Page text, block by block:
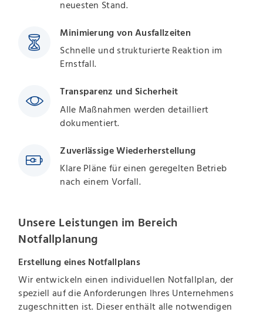
neuesten Stand.
Minimierung von Ausfallzeiten
Schnelle und strukturierte Reaktion im
Ernstfall.
Transparenz und Sicherheit
Alle Maßnahmen werden detailliert
dokumentiert.
Zuverlässige Wiederherstellung
Klare Pläne für einen geregelten Betrieb
nach einem Vorfall.
Unsere Leistungen im Bereich
Notfallplanung
Erstellung eines Notfallplans
Wir entwickeln einen individuellen Notfallplan, der
speziell auf die Anforderungen Ihres Unternehmens
zugeschnitten ist. Dieser enthält alle notwendigen